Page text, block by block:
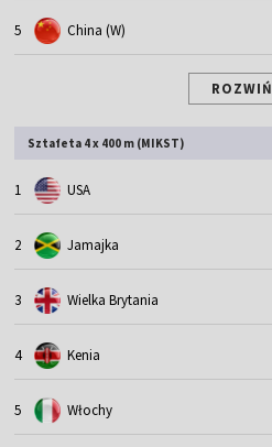
5 China (W)
ROZWIŃ
Sztafeta 4 x 400 m (MIKST)
1 USA
2 Jamajka
3 Wielka Brytania
4 Kenia
5 Włochy